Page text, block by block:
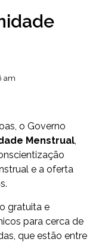
am
o Governo
Menstrual,
e a oferta
gratuita e
para cerca de
que estão entre